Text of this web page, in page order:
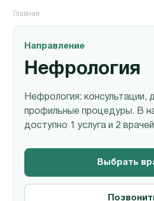
Главная
Направление
Нефрология
Нефрология: консультации,
профильные процедуры. В
доступно 1 услуга и 2
Выбрать